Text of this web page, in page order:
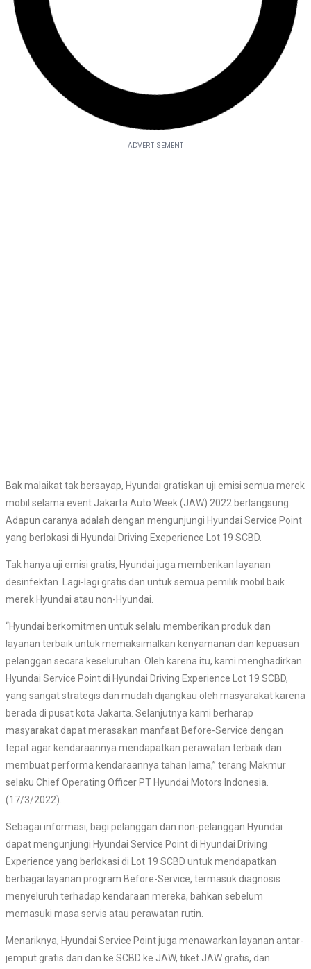
Bak malaikat tak bersayap, Hyundai gratiskan uji emisi semua merek
mobil selama event Jakarta Auto Week (JAW) 2022 berlangsung.
Adapun caranya adalah dengan mengunjungi Hyundai Service Point
yang berlokasi di Hyundai Driving Exeperience Lot 19 SCBD.
Tak hanya uji emisi gratis, Hyundai juga memberikan layanan
desinfektan. Lagi-lagi gratis dan untuk semua pemilik mobil baik
merek Hyundai atau non-Hyundai.
“Hyundai berkomitmen untuk selalu memberikan produk dan
layanan terbaik untuk memaksimalkan kenyamanan dan kepuasan
pelanggan secara keseluruhan. Oleh karena itu, kami menghadirkan
Hyundai Service Point di Hyundai Driving Experience Lot 19 SCBD,
yang sangat strategis dan mudah dijangkau oleh masyarakat karena
berada di pusat kota Jakarta. Selanjutnya kami berharap
masyarakat dapat merasakan manfaat Before-Service dengan
tepat agar kendaraannya mendapatkan perawatan terbaik dan
membuat performa kendaraannya tahan lama,” terang Makmur
selaku Chief Operating Officer PT Hyundai Motors Indonesia.
(17/3/2022).
Sebagai informasi, bagi pelanggan dan non-pelanggan Hyundai
dapat mengunjungi Hyundai Service Point di Hyundai Driving
Experience yang berlokasi di Lot 19 SCBD untuk mendapatkan
berbagai layanan program Before-Service, termasuk diagnosis
menyeluruh terhadap kendaraan mereka, bahkan sebelum
memasuki masa servis atau perawatan rutin.
Menariknya, Hyundai Service Point juga menawarkan layanan antar-
jemput gratis dari dan ke SCBD ke JAW, tiket JAW gratis, dan